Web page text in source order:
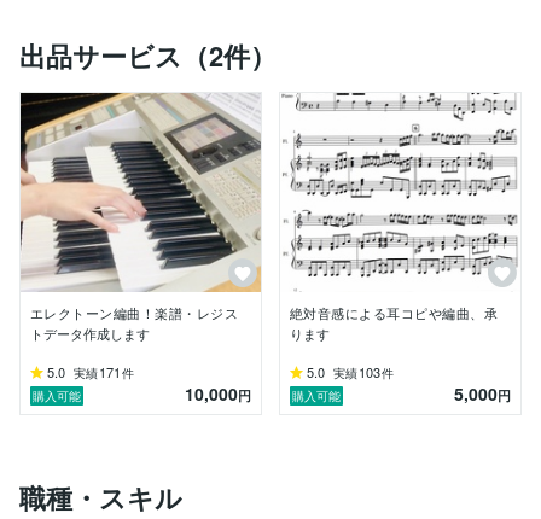
活動する。
吹奏楽団の活動においては全日本吹奏楽コンクールで金
賞を受賞。
ヤマハジュニアオリジナルコンサートにてシティコンサ
ートやハイライトコンサート、レコーディングセレクシ
ョン等に出演する。
小学生〜大学卒業までエレクトーンコンクールに毎年出
場、一般部門でグランドファイナル（世界大会）上位入
賞。
音楽大学に特待生として入学し、エレクトーン・ピアノ
演奏と作編曲を学ぶ。
を活かし、エレクトーン編曲や演奏においてはまるで本
物のオーケストラ、バンドのようなサウンド作りを得意
とする。
もあたっている。
出品サービス（2件）
エレクトーン編曲！楽譜・レジス
トデータ作成します
5.0 実績171 件
購入可能
10,000円
絶対音感による耳コピや編曲、承
ります
5.0 実績103件
購入可能
5,000円
職種・スキル